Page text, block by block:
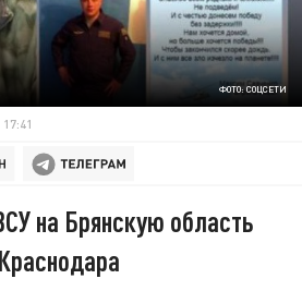
ФОТО: СОЦСЕТИ
на Брянскую область